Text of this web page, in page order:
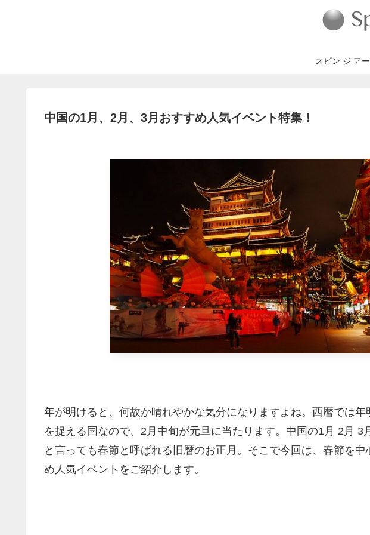
スピン ジ ア
中国の1月、2月、3月おすすめ人気イベント特集！
年が明けると、何故か晴れやかな気分になりますよね。西暦では
を捉える国なので、2月中旬が元旦に当たります。中国の1月 2月 3
と言っても春節と呼ばれる旧暦のお正月。そこで今回は、春節を
め人気イベントをご紹介します。